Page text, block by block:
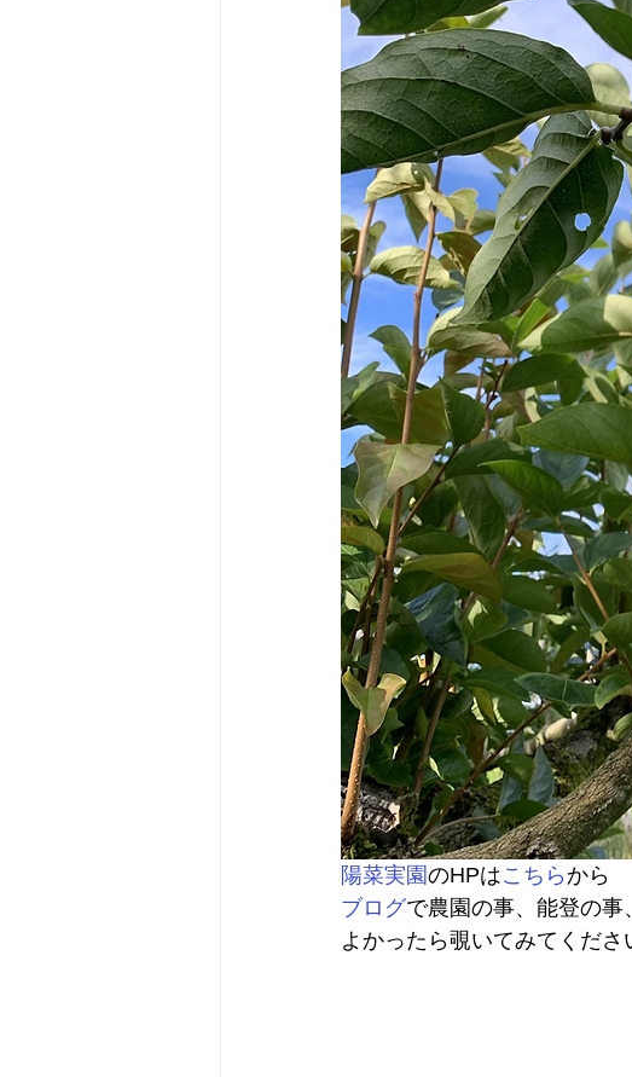
陽菜実園のHPはこちらから
ブログで農園の事、能登の事
よかったら覗いてみてくださ